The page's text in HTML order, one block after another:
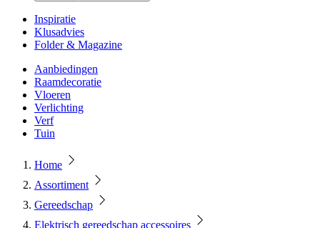
Inspiratie
Klusadvies
Folder & Magazine
Aanbiedingen
Raamdecoratie
Vloeren
Verlichting
Verf
Tuin
Home
Assortiment
Gereedschap
Elektrisch gereedschap accessoires